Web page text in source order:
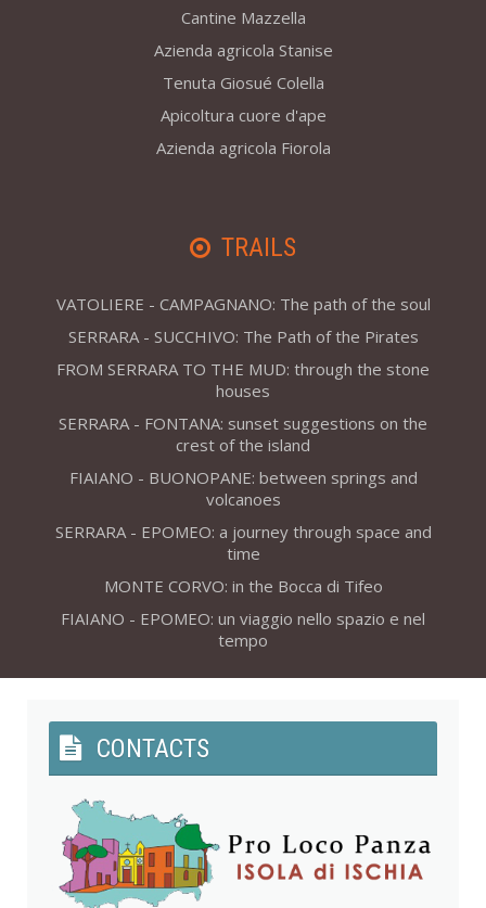
Cantine Mazzella
Azienda agricola Stanise
Tenuta Giosué Colella
Apicoltura cuore d'ape
Azienda agricola Fiorola
TRAILS
VATOLIERE - CAMPAGNANO: The path of the soul
SERRARA - SUCCHIVO: The Path of the Pirates
FROM SERRARA TO THE MUD: through the stone
houses
SERRARA - FONTANA: sunset suggestions on the
crest of the island
FIAIANO - BUONOPANE: between springs and
volcanoes
SERRARA - EPOMEO: a journey through space and
time
MONTE CORVO: in the Bocca di Tifeo
FIAIANO - EPOMEO: un viaggio nello spazio e nel
tempo
CONTACTS